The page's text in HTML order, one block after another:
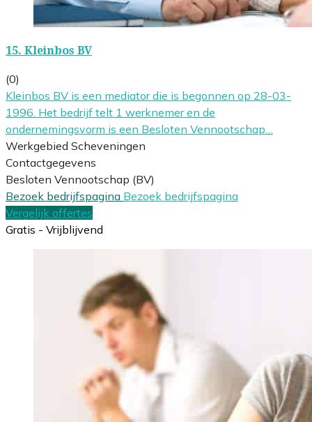
15. Kleinbos BV
(0)
Kleinbos BV is een mediator die is begonnen op 28-03-
1996. Het bedrijf telt 1 werknemer en de
ondernemingsvorm is een Besloten Vennootschap…
Werkgebied Scheveningen
Contactgegevens
Besloten Vennootschap (BV)
Bezoek bedrijfspagina Bezoek bedrijfspagina
Vergelijk offertes
Gratis - Vrijblijvend